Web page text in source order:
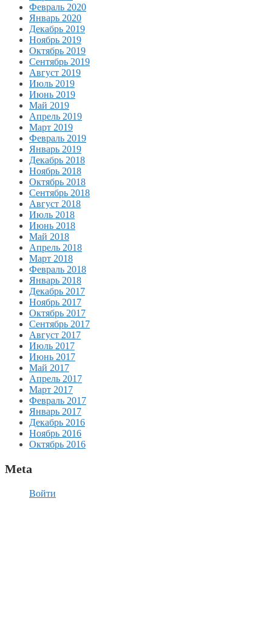
Февраль 2020
Январь 2020
Декабрь 2019
Ноябрь 2019
Октябрь 2019
Сентябрь 2019
Август 2019
Июль 2019
Июнь 2019
Май 2019
Апрель 2019
Март 2019
Февраль 2019
Январь 2019
Декабрь 2018
Ноябрь 2018
Октябрь 2018
Сентябрь 2018
Август 2018
Июль 2018
Июнь 2018
Май 2018
Апрель 2018
Март 2018
Февраль 2018
Январь 2018
Декабрь 2017
Ноябрь 2017
Октябрь 2017
Сентябрь 2017
Август 2017
Июль 2017
Июнь 2017
Май 2017
Апрель 2017
Март 2017
Февраль 2017
Январь 2017
Декабрь 2016
Ноябрь 2016
Октябрь 2016
Meta
Войти